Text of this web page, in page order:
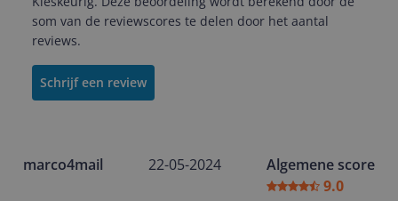
som van de reviewscores te delen door het aantal
reviews.
Schrijf een review
marco4mail 22-05-2024
Algemene score
9.0